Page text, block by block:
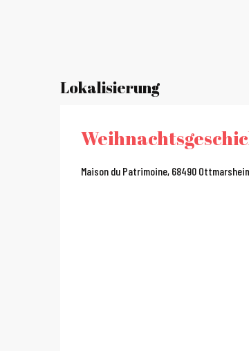
Lokalisierung
Maison du Patrimoine, 68490